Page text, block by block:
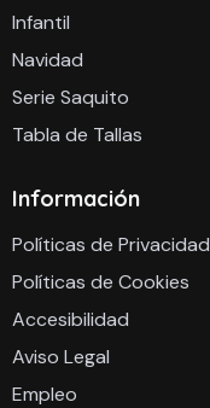
Infantil
Navidad
Serie Saquito
Tabla de Tallas
Información
Políticas de Privacidad
Políticas de Cookies
Accesibilidad
Aviso Legal
Empleo